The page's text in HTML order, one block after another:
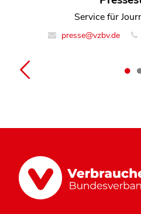
Service für
presse@vzbv.de
Leiter Team
info@vzbv.de